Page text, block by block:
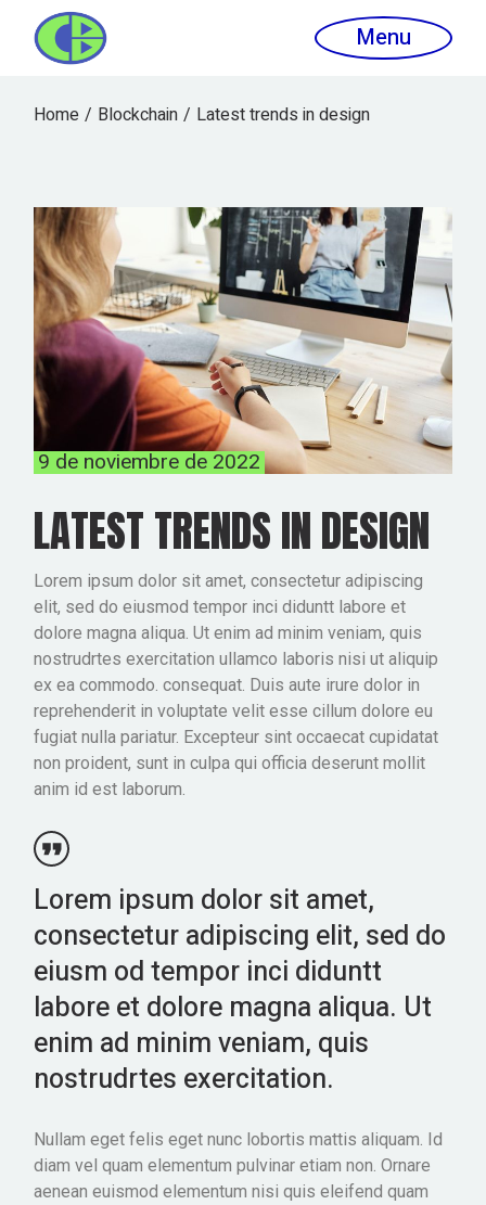
Menu
Home Blockchain Latest trends in design
9 de noviembre de 2022
LATEST TRENDS IN DESIGN
Lorem ipsum dolor sit amet, consectetur adipiscing
elit, sed do eiusmod tempor inci diduntt labore et
dolore magna aliqua. Ut enim ad minim veniam, quis
nostrudrtes exercitation ullamco laboris nisi ut aliquip
ex ea commodo. consequat. Duis aute irure dolor in
reprehenderit in voluptate velit esse cillum dolore eu
fugiat nulla pariatur. Excepteur sint occaecat cupidatat
non proident, sunt in culpa qui officia deserunt mollit
anim id est laborum.
Lorem ipsum dolor sit amet,
consectetur adipiscing elit, sed do
eiusm od tempor inci diduntt
labore et dolore magna aliqua. Ut
enim ad minim veniam, quis
nostrudrtes exercitation.
Nullam eget felis eget nunc lobortis mattis aliquam. Id
diam vel quam elementum pulvinar etiam non. Ornare
aenean euismod elementum nisi quis eleifend quam